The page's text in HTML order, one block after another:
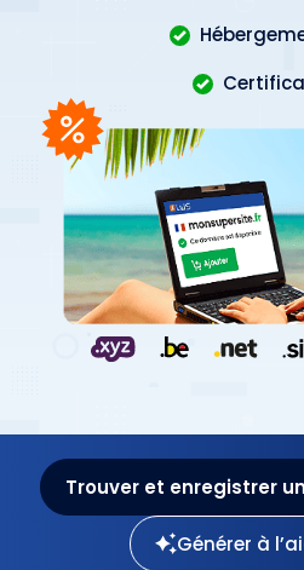
Trouver et enregistrer
Générer à